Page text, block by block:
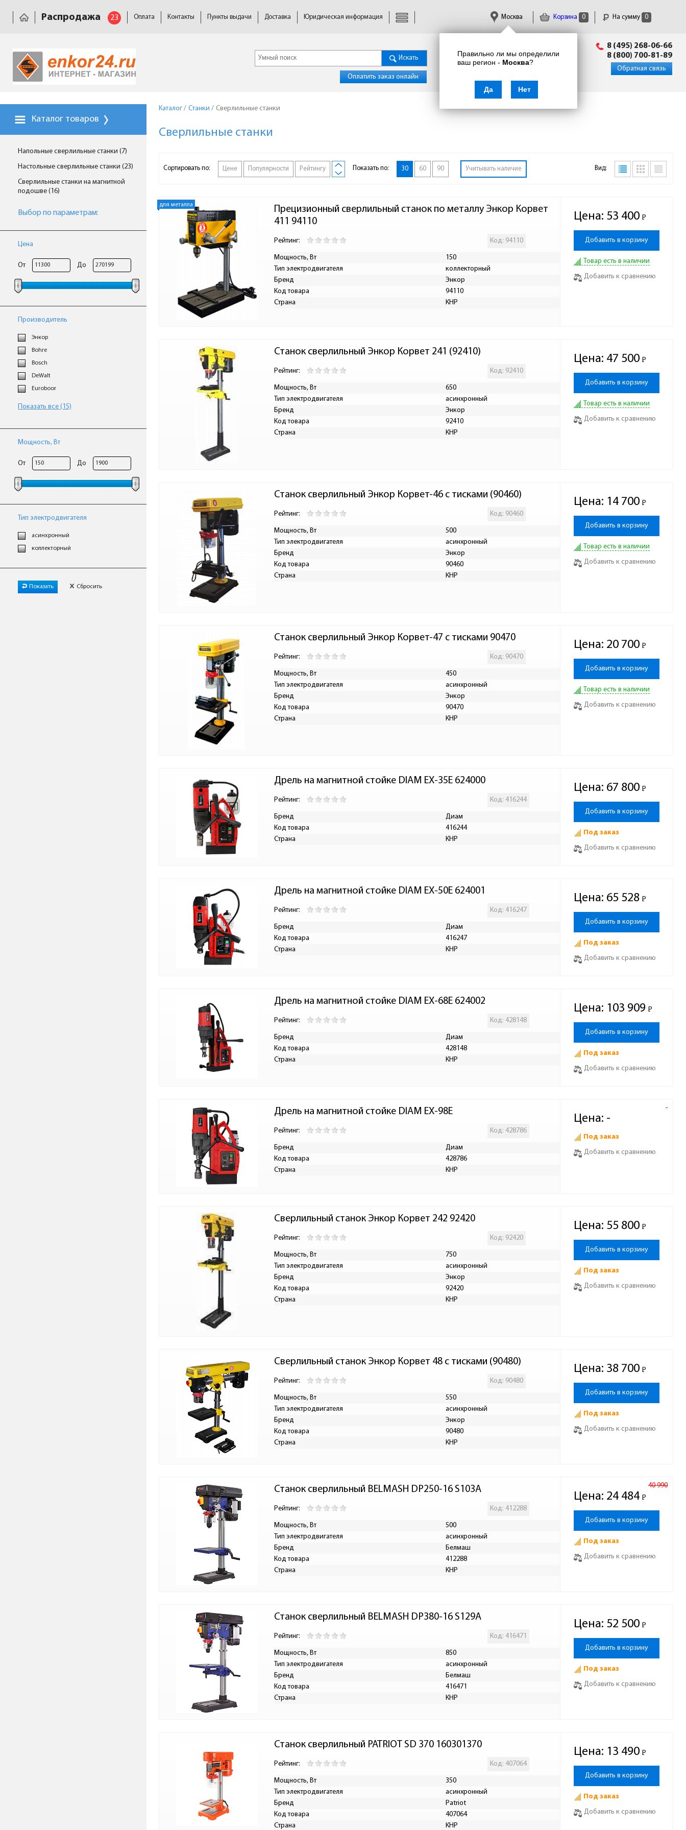
Корзина 0 На сумму 0
Правильно ли мы определили
ваш регион - Москва?
Да Нет
Москва
Распродажа 23 Оплата Контакты Пункты выдачи Доставка Юридическая информация
Искать
Оплатить заказ онлайн
info@enkor24.ru
8 (495) 268-06-66
8 (800) 700-81-89
Обратная связь
Каталог товаров
Напольные сверлильные станки (7)
Настольные сверлильные станки (23)
Сверлильные станки на магнитной
подошве (16)
Выбор по параметрам:
Цена
От До
Производитель
Энкор
Bohre
Bosch
DeWalt
Euroboor
Показать все (15)
Мощность, Вт
От До
Тип электродвигателя
асинхронный
коллекторный
Показать Сбросить
Каталог / Станки / Сверлильные станки
Сверлильные станки
Сортировать по: Цене Популярности Рейтингу Показать по: 30 60 90 Учитывать наличие Вид:
для металла
Прецизионный сверлильный станок по металлу Энкор Корвет
411 94110
Рейтинг: Код: 94110
Мощность, Вт
150
Тип электродвигателя
коллекторный
Бренд
Энкор
Код товара
94110
Страна
КНР
Цена: 53 400 Р
-
Добавить в корзину
Товар есть в наличии
Добавить к сравнению
Станок сверлильный Энкор Корвет 241 (92410)
Рейтинг: Код: 92410
Мощность, Вт
650
Тип электродвигателя
асинхронный
Бренд
Энкор
Код товара
92410
Страна
КНР
Цена: 47 500 Р
-
Добавить в корзину
Товар есть в наличии
Добавить к сравнению
Станок сверлильный Энкор Корвет-46 с тисками (90460)
Рейтинг: Код: 90460
Мощность, Вт
500
Тип электродвигателя
асинхронный
Бренд
Энкор
Код товара
90460
Страна
КНР
Цена: 14 700 Р
-
Добавить в корзину
Товар есть в наличии
Добавить к сравнению
Станок сверлильный Энкор Корвет-47 с тисками 90470
Рейтинг: Код: 90470
Мощность, Вт
450
Тип электродвигателя
асинхронный
Бренд
Энкор
Код товара
90470
Страна
КНР
Цена: 20 700 Р
-
Добавить в корзину
Товар есть в наличии
Добавить к сравнению
Дрель на магнитной стойке DIAM EX-35E 624000
Рейтинг: Код: 416244
Бренд
Диам
Код товара
416244
Страна
КНР
Цена: 67 800 Р
-
Добавить в корзину
Под заказ
Добавить к сравнению
Дрель на магнитной стойке DIAM EX-50E 624001
Рейтинг: Код: 416247
Бренд
Диам
Код товара
416247
Страна
КНР
Цена: 65 528 Р
-
Добавить в корзину
Под заказ
Добавить к сравнению
Дрель на магнитной стойке DIAM EX-68E 624002
Рейтинг: Код: 428148
Бренд
Диам
Код товара
428148
Страна
КНР
Цена: 103 909 Р
-
Добавить в корзину
Под заказ
Добавить к сравнению
Дрель на магнитной стойке DIAM EX-98E
Рейтинг: Код: 428786
Бренд
Диам
Код товара
428786
Страна
КНР
Цена:
-
-
Под заказ
Добавить к сравнению
Сверлильный станок Энкор Корвет 242 92420
Рейтинг: Код: 92420
Мощность, Вт
750
Тип электродвигателя
асинхронный
Бренд
Энкор
Код товара
92420
Страна
КНР
Цена: 55 800 Р
-
Добавить в корзину
Под заказ
Добавить к сравнению
Сверлильный станок Энкор Корвет 48 с тисками (90480)
Рейтинг: Код: 90480
Мощность, Вт
550
Тип электродвигателя
асинхронный
Бренд
Энкор
Код товара
90480
Страна
КНР
Цена: 38 700 Р
-
Добавить в корзину
Под заказ
Добавить к сравнению
Станок сверлильный BELMASH DP250-16 S103A
Рейтинг: Код: 412288
Мощность, Вт
500
Тип электродвигателя
асинхронный
Бренд
Белмаш
Код товара
412288
Страна
КНР
Цена:
40 990
24 484 Р
-
Добавить в корзину
Под заказ
Добавить к сравнению
Станок сверлильный BELMASH DP380-16 S129A
Рейтинг: Код: 416471
Мощность, Вт
850
Тип электродвигателя
асинхронный
Бренд
Белмаш
Код товара
416471
Страна
КНР
Цена: 52 500 Р
-
Добавить в корзину
Под заказ
Добавить к сравнению
Станок сверлильный PATRIOT SD 370 160301370
Рейтинг: Код: 407064
Мощность, Вт
350
Тип электродвигателя
асинхронный
Бренд
Patriot
Код товара
407064
Страна
КНР
Цена: 13 490 Р
-
Добавить в корзину
Под заказ
Добавить к сравнению